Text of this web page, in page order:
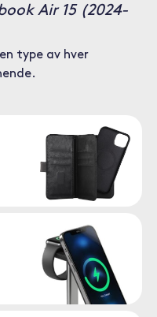
Air 15 (2024-
type av hver